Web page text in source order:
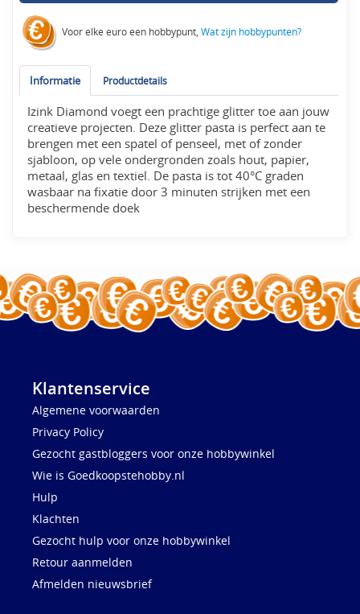
Voor elke euro een hobbypunt,Wat zijn hobbypunten?
Informatie Productdetails
Izink Diamond voegt een prachtige glitter toe aan jouw
creatieve projecten. Deze glitter pasta is perfect aan te
brengen met een spatel of penseel, met of zonder
sjabloon, op vele ondergronden zoals hout, papier,
metaal, glas en textiel. De pasta is tot 40°C graden
wasbaar na fixatie door 3 minuten strijken met een
beschermende doek
Klantenservice
Algemene voorwaarden
Privacy Policy
Gezocht gastbloggers voor onze hobbywinkel
Wie is Goedkoopstehobby.nl
Hulp
Klachten
Gezocht hulp voor onze hobbywinkel
Retour aanmelden
Afmelden nieuwsbrief